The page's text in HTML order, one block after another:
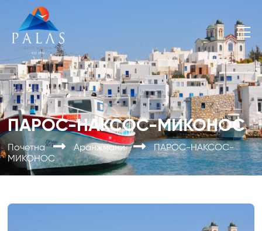
ПАРОС-НАКСОС-МИКОНОС
Почетна Аранжмани
ПАРОС-НАКСОС-
МИКОНОС